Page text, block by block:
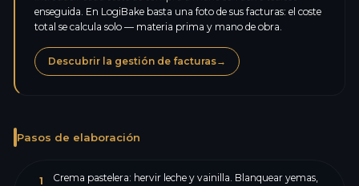
enseguida. En LogiBake basta una foto de sus facturas: el coste
total se calcula solo — materia prima y mano de obra.
Descubrir la gestión de facturas→
Pasos de elaboración
1
Crema pastelera: hervir leche y vainilla. Blanquear yemas,